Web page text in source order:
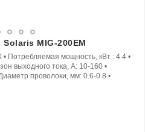
MIG-200EM
• Потребляемая мощность, кВт : 4.4 •
выходного тока, A: 10-160 •
проволоки, мм: 0.6-0.8 •